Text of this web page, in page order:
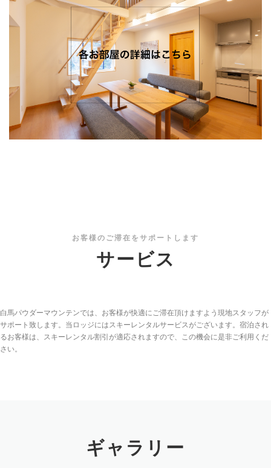
お客様のご滞在をサポートします
サービス
白馬パウダーマウンテンでは、お客様が快適にご滞在頂けますよう現地スタッフが
サポート致します。当ロッジにはスキーレンタルサービスがございます。宿泊され
るお客様は、スキーレンタル割引が適応されますので、この機会に是非ご利用くだ
さい。
ギャラリー